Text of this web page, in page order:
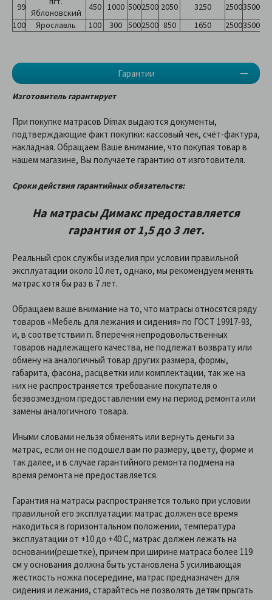
Гарантии
99
Яблоновский
450 1000 5002500 2050 3250 25003500
100
Ярославль 100 300 5002500 850 1650 25003500
Изготовитель гарантирует
При покупке матрасов Dimax выдаются документы,
подтверждающие факт покупки: кассовый чек, счёт-фактура,
накладная. Обращаем Ваше внимание, что покупая товар в
нашем магазине, Вы получаете гарантию от изготовителя.
Сроки действия гарантийных обязательств:
На матрасы Димакс предоставляетcя
гарантия от 1,5 до 3 лет.
Реальный срок службы изделия при условии правильной
эксплуатации около 10 лет, однако, мы рекомендуем менять
матрас хотя бы раз в 7 лет.
Обращаем ваше внимание на то, что матрасы относятся ряду
товаров «Мебель для лежания и сидения» по ГОСТ 19917-93,
и, в соответствии п. 8 перечня непродовольственных
товаров надлежащего качества, не подлежат возврату или
обмену на аналогичный товар других размера, формы,
габарита, фасона, расцветки или комплектации, так же на
них не распространяется требование покупателя о
безвозмездном предоставлении ему на период ремонта или
замены аналогичного товара.
Иными словами нельзя обменять или вернуть деньги за
матрас, если он не подошел вам по размеру, цвету, форме и
так далее, и в случае гарантийного ремонта подмена на
время ремонта не предоставляется.
Гарантия на матрасы распространяется только при условии
правильной его эксплуатации: матрас должен все время
находиться в горизонтальном положении, температура
эксплуатации от +10 до +40 C, матрас должен лежать на
основании(решетке), причем при ширине матраса более 119
см у основания должна быть установлена 5 усиливающая
жесткость ножка посередине, матрас предназначен для
сидения и лежания, старайтесь не позволять детям прыгать